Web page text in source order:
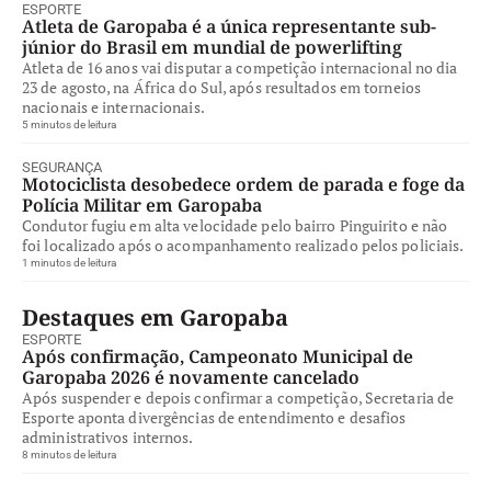
ESPORTE
Atleta de Garopaba é a única representante sub-
júnior do Brasil em mundial de powerlifting
Atleta de 16 anos vai disputar a competição internacional no dia
23 de agosto, na África do Sul, após resultados em torneios
nacionais e internacionais.
5 minutos de leitura
SEGURANÇA
Motociclista desobedece ordem de parada e foge da
Polícia Militar em Garopaba
Condutor fugiu em alta velocidade pelo bairro Pinguirito e não
foi localizado após o acompanhamento realizado pelos policiais.
1 minutos de leitura
Destaques em Garopaba
ESPORTE
Após confirmação, Campeonato Municipal de
Garopaba 2026 é novamente cancelado
Após suspender e depois confirmar a competição, Secretaria de
Esporte aponta divergências de entendimento e desafios
administrativos internos.
8 minutos de leitura